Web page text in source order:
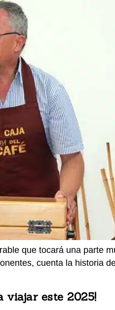
que tocará una parte
cuenta la historia
viajar este 2025!